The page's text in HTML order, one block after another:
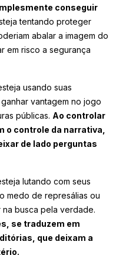
conseguir
tentando proteger
abalar a imagem do
em risco a segurança
usando suas
vantagem no jogo
públicas. Ao controlar
o controle da narrativa,
de lado perguntas
lutando com seus
medo de represálias ou
busca pela verdade.
se traduzem em
que deixam a